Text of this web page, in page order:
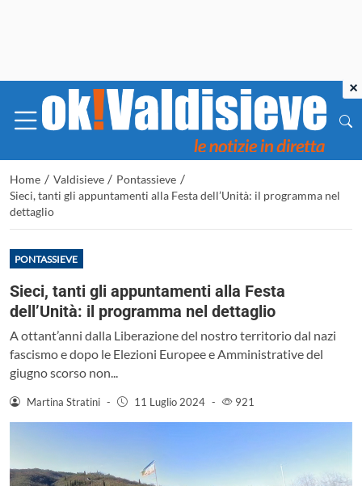
Home / Valdisieve / Pontassieve /
Sieci, tanti gli appuntamenti alla Festa dell’Unità: il programma nel
dettaglio
PONTASSIEVE
Sieci, tanti gli appuntamenti alla Festa
dell’Unità: il programma nel dettaglio
A ottant’anni dalla Liberazione del nostro territorio dal nazi
fascismo e dopo le Elezioni Europee e Amministrative del
giugno scorso non...
Martina Stratini - 11 Luglio 2024 - 921
×